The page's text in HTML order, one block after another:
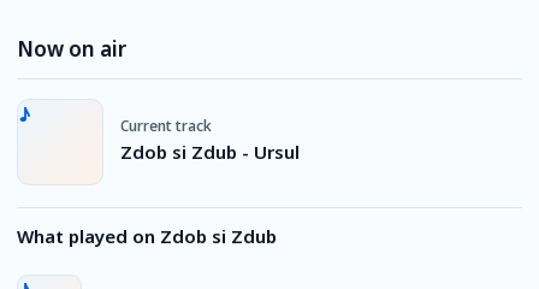
Now on air
Current track
Zdob si Zdub - Ursul
What played on Zdob si Zdub